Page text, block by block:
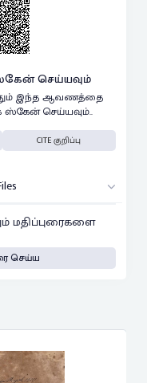
செய்யவும்
இந்த ஆவணத்தை
செய்யவும்..
CITE குறிப்பு
மதிப்புரைகளை
செய்ய